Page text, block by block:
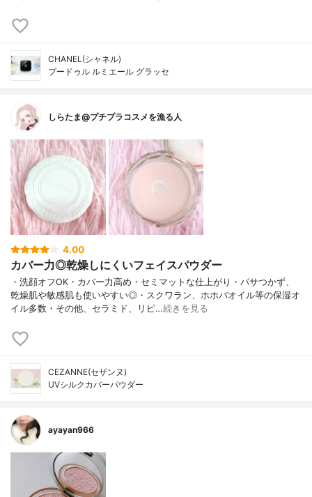
CHANEL(シャネル)
プードゥル ルミエール グラッセ
しらたま@プチプラコスメを漁る人
4.00
カバー力◎乾燥しにくいフェイスパウダー
・洗顔オフOK・カバー力高め・セミマットな仕上がり・パサつかず、
乾燥肌や敏感肌も使いやすい◎・スクワラン、ホホバオイル等の保湿オ
イル多数・その他、セラミド、リピ…続きを見る
CEZANNE(セザンヌ)
UVシルクカバーパウダー
ayayan966